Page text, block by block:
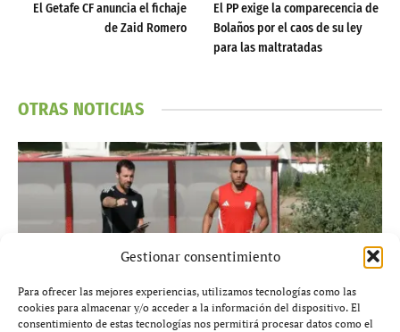
Gestionar consentimiento
Para ofrecer las mejores experiencias, utilizamos tecnologías como las
cookies para almacenar y/o acceder a la información del dispositivo. El
consentimiento de estas tecnologías nos permitirá procesar datos como el
El Getafe CF anuncia el fichaje
de Zaid Romero
El PP exige la comparecencia de
Bolaños por el caos de su ley
para las maltratadas
OTRAS NOTICIAS